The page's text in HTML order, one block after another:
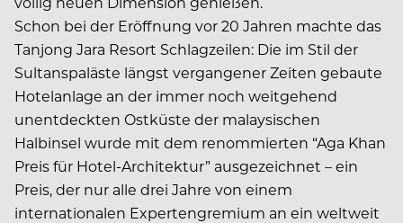
Schon bei der Eröffnung vor 20 Jahren machte das
Tanjong Jara Resort Schlagzeilen: Die im Stil der
Sultanspaläste längst vergangener Zeiten gebaute
Hotelanlage an der immer noch weitgehend
unentdeckten Ostküste der malaysischen
Halbinsel wurde mit dem renommierten “Aga Khan
Preis für Hotel-Architektur” ausgezeichnet – ein
Preis, der nur alle drei Jahre von einem
internationalen Expertengremium an ein weltweit